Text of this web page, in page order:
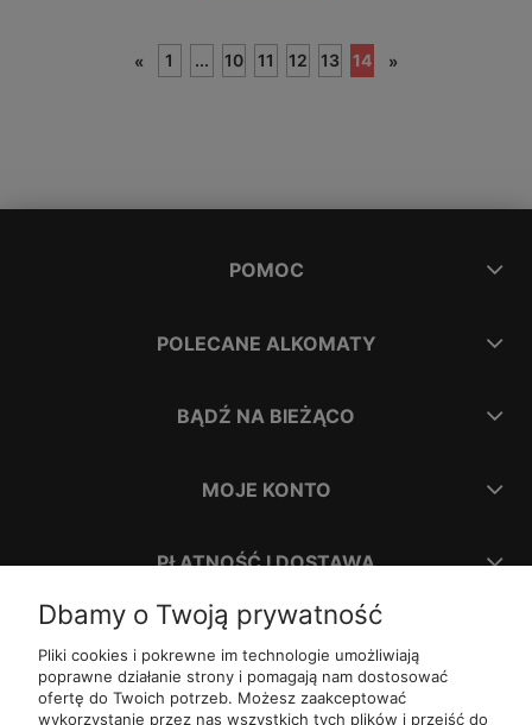
« 1 ... 10 11 12 13 14 »
POMOC
POLECANE ALKOMATY
BĄDŹ NA BIEŻĄCO
MOJE KONTO
PŁATNOŚĆ I DOSTAWA
INFORMACJE
O NAS
Dbamy o Twoją prywatność
Pliki cookies i pokrewne im technologie umożliwiają
poprawne działanie strony i pomagają nam dostosować
ofertę do Twoich potrzeb. Możesz zaakceptować
wykorzystanie przez nas wszystkich tych plików i przejść do